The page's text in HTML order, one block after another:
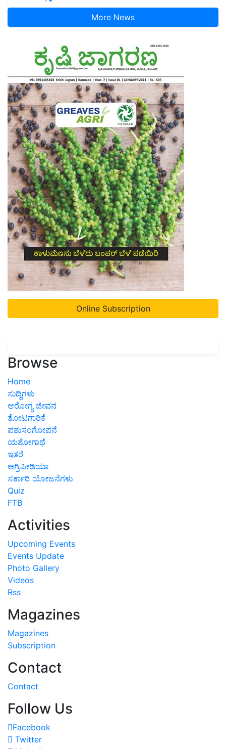
More News
Online Subscription
Browse
Home
ಸುದ್ದಿಗಳು
ಆರೋಗ್ಯ ಜೀವನ
ತೋಟಗಾರಿಕೆ
ಪಶುಸಂಗೋಪನೆ
ಯಶೋಗಾಥೆ
ಇತರೆ
ಅಗ್ರಿಪೀಡಿಯಾ
ಸರ್ಕಾರಿ ಯೋಜನೆಗಳು
Quiz
FTB
Activities
Upcoming Events
Events Update
Photo Gallery
Videos
Rss
Magazines
Magazines
Subscription
Contact
Contact
Follow Us
Facebook
Twitter